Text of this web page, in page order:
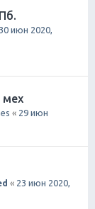
30 июн 2020,
мех
« 29 июн
« 23 июн 2020,